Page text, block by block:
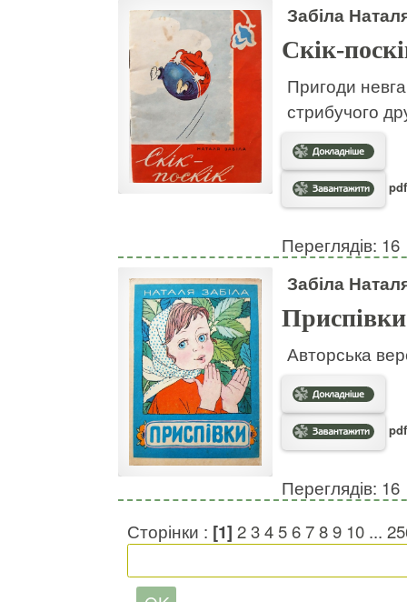
Забіла
Скік-
Пригоди
стрибучого
Переглядів: 16
Забіла
Приспівки
Авторська
Переглядів: 16
Сторінки : [1] 23456789 10 ...